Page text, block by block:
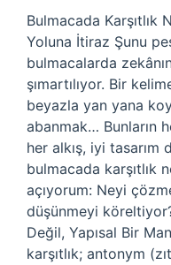
Bulmacada Karşıtlık
Yoluna İtiraz Şunu
bulmacalarda
şımartılıyor. Bir
beyazla yan yana
abanmak… Bunların
her alkış, iyi tasarım
bulmacada karşıtlık
açıyorum: Neyi
düşünmeyi köreltiyor?
Değil, Yapısal Bir
karşıtlık; antonym